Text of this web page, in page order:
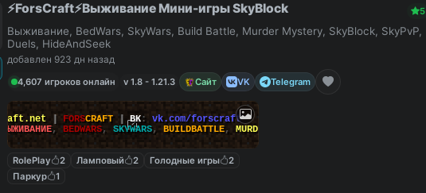
⚡ForsCraft⚡Выживание Мини-игры SkyBlock 5
Выживание, BedWars, SkyWars, Build Battle, Murder Mystery, SkyBlock, SkyPvP,
Duels, HideAndSeek
добавлен 923 дн назад
4,607 игроков онлайн
v 1.8 - 1.21.3 Сайт VK Telegram
| FORSCRAFT ВК: vk.com/forscraft
ВЫЖИВАНИЕ, BEDWARS, SKYWARS, BUILDBATTLE, MURDERMYSTERY
RolePlay 2 Ламповый 2 Голодные игры
2
Паркур
1